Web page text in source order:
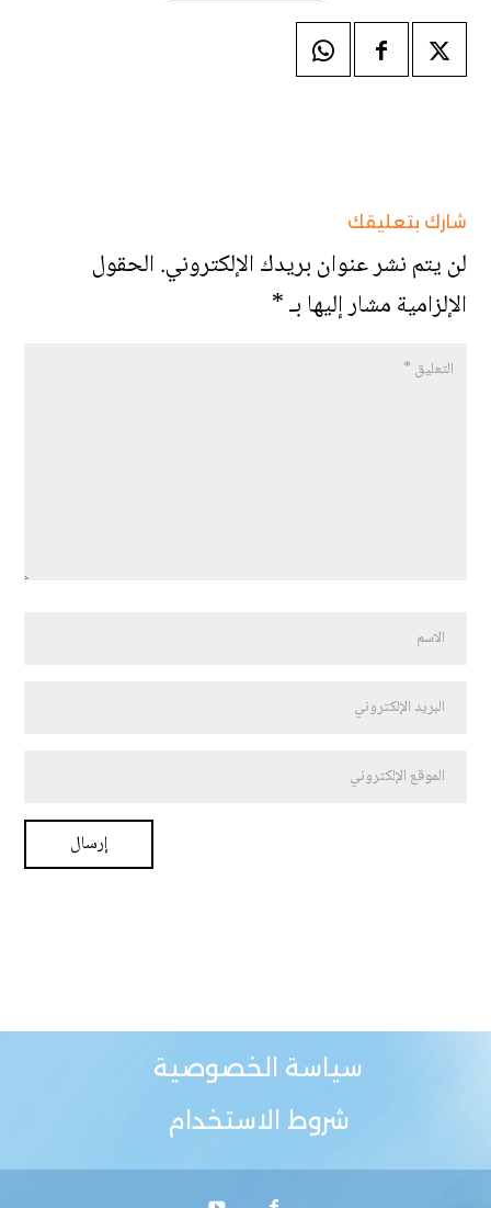
شارك بتعليقك
لن يتم نشر عنوان بريدك الإلكتروني.الحقول
الإلزامية مشار إليها بـ*
سياسة الخصوصية
شروط الاستخدام